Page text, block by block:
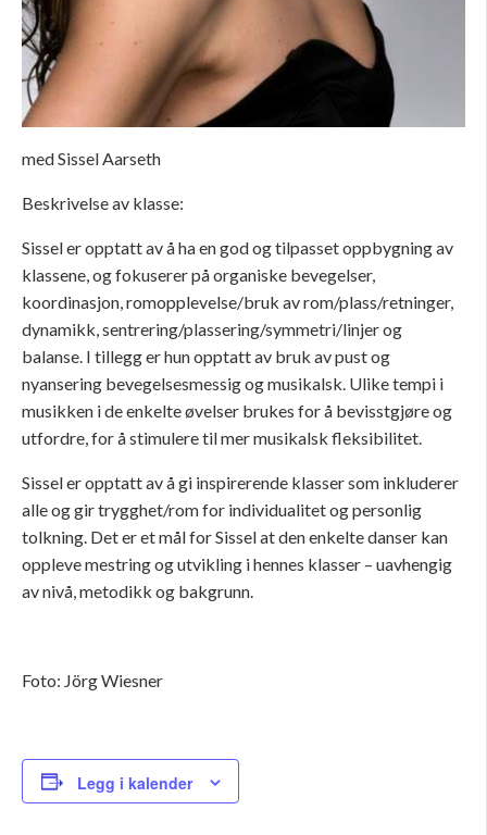
med Sissel Aarseth
Beskrivelse av klasse:
Sissel er opptatt av å ha en god og tilpasset oppbygning av
klassene, og fokuserer på organiske bevegelser,
koordinasjon, romopplevelse/bruk av rom/plass/retninger,
dynamikk, sentrering/plassering/symmetri/linjer og
balanse. I tillegg er hun opptatt av bruk av pust og
nyansering bevegelsesmessig og musikalsk. Ulike tempi i
musikken i de enkelte øvelser brukes for å bevisstgjøre og
utfordre, for å stimulere til mer musikalsk fleksibilitet.
Sissel er opptatt av å gi inspirerende klasser som inkluderer
alle og gir trygghet/rom for individualitet og personlig
tolkning. Det er et mål for Sissel at den enkelte danser kan
oppleve mestring og utvikling i hennes klasser – uavhengig
av nivå, metodikk og bakgrunn.
Foto: Jörg Wiesner
Legg i kalender